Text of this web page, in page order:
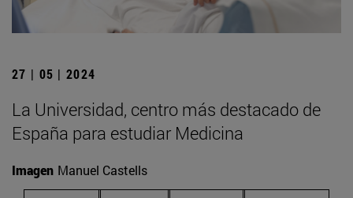
27 | 05 | 2024
La Universidad, centro más destacado de
España para estudiar Medicina
Imagen Manuel Castells